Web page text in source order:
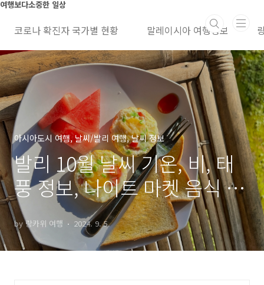
본문 바로가기
여행보다소중한 일상
코로나 확진자 국가별 현황 말레이시아 여행정보
아시아도시 여행, 날씨/발리 여행, 날씨 정보
발리 10월 날씨 기온, 비, 태
풍 정보, 나이트 마켓 음식 추
천, 항공권, 호텔 가격
by 랑카위 여행 2024. 9. 5.